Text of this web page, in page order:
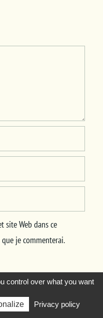
site Web dans ce
je commenterai.
control over what you want
Privacy policy